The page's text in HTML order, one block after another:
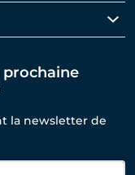
la newsletter de